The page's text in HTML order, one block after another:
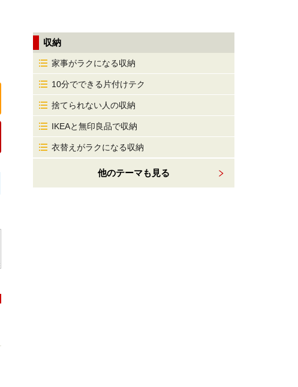
収納
家事がラクになる収納
10分でできる片付けテク
捨てられない人の収納
IKEAと無印良品で収納
衣替えがラクになる収納
他のテーマも見る